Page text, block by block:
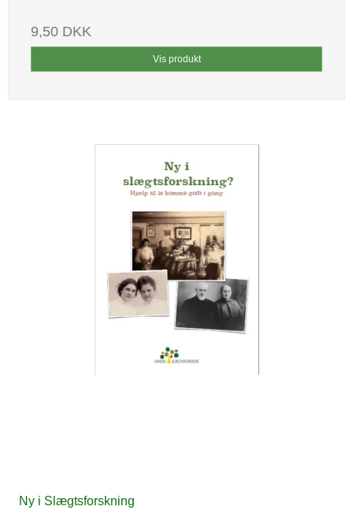
9,50 DKK
Vis produkt
Ny i Slægtsforskning